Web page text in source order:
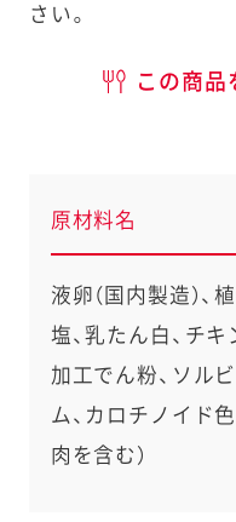
さい。
この商品
原材料名
液卵（国内製造）、
塩、乳たん白、チ
加工でん粉、ソル
ム、カロチノイド色
肉を含む）